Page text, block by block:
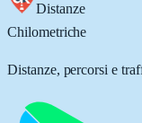
Distanze
Chilometriche
Distanze, percorsi e